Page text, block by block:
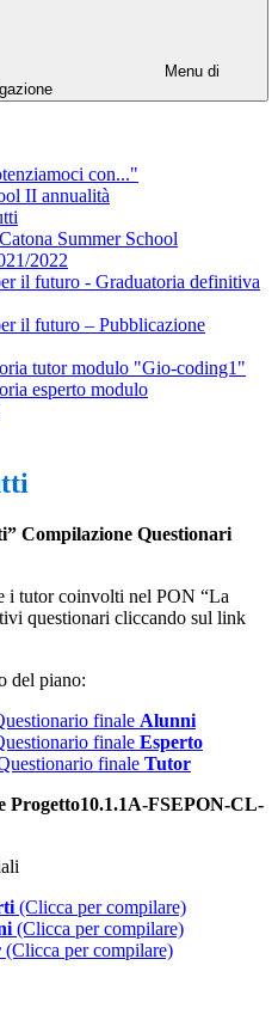
Menu di
con..."
II annualità
Summer School
2022
il futuro - Graduatoria definitiva
il futuro – Pubblicazione
tutor modulo "Gio-coding1"
esperto modulo
Compilazione Questionari
i tutor coinvolti nel PON “La
questionari cliccando sul link
del piano:
finale Alunni
finale Esperto
finale Tutor
Progetto10.1.1A-FSEPON-CL-
(Clicca per compilare)
(Clicca per compilare)
(Clicca per compilare)